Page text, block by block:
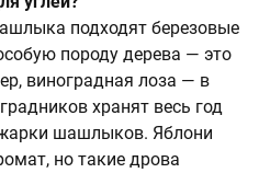
подходят березовые
породу дерева — это
виноградная лоза — в
хранят весь год
шашлыков. Яблони
но такие дрова